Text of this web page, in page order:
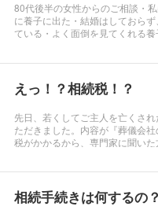
80代後半の女性からのご相談・
に養子に出た・結婚はしておら
ている・よく面倒を見てくれる養
えっ！？相続税！？
先日、若くしてご主人を亡くさ
ただきました。内容が『葬儀会
税がかかるから、専門家に聞いた
相続手続きは何するの？